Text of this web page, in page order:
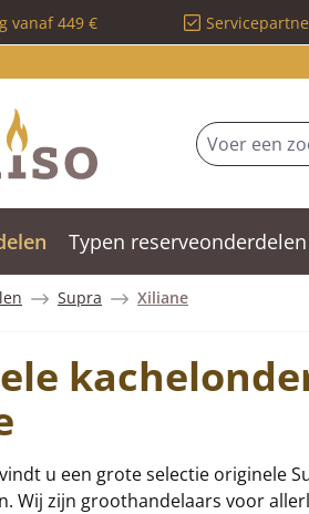
vanaf 449 €
Typen reserveonderdelen
Supra Xiliane
u een grote selectie originele
Wij zijn groothandelaars voor